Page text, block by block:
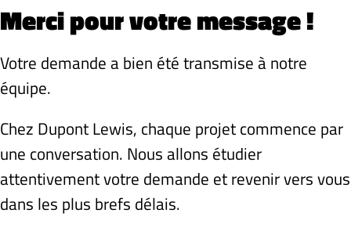
Contact
Recrutement
Merci pour votre message !
Votre demande a bien été transmise à notre
équipe.
Chez Dupont Lewis, chaque projet commence par
une conversation. Nous allons étudier
attentivement votre demande et revenir vers vous
dans les plus brefs délais.